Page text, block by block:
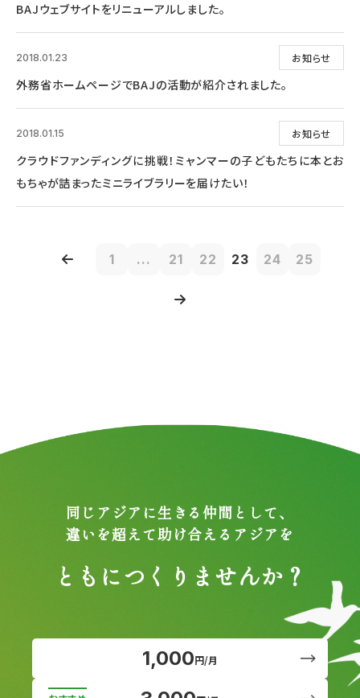
BAJウェブサイトをリニューアルしました。
お知らせ
2018.01.23
外務省ホームページでBAJの活動が紹介されました。
お知らせ
2018.01.15
クラウドファンディングに挑戦！ミャンマーの子どもたちに本とお
もちゃが詰まったミニライブラリーを届けたい！
1 ... 21 22 23 24 25
同じアジアに生きる仲間として、
違いを超えて助け合えるアジアを
ともにつくりませんか？
1,000円/月